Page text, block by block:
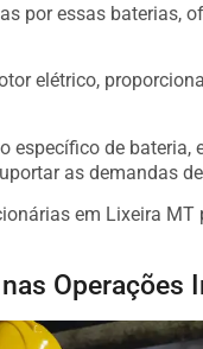
por essas baterias,
elétrico,
específico de
as demandas
em Lixeira
Operações